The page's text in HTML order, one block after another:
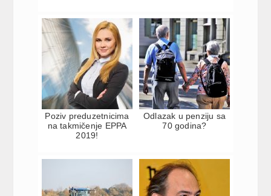
Poziv preduzetnicima
na takmičenje EPPA
2019!
Odlazak u penziju sa
70 godina?